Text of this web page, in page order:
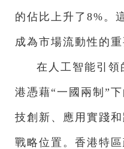
的佔比上升了8%。
成為市場流動性的重
在人工智能引領
港憑藉“一國兩制”
技創新、應用實踐
戰略位置。香港特